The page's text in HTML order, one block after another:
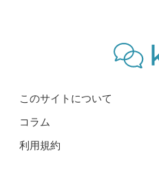
このサイトについて
コラム
利用規約